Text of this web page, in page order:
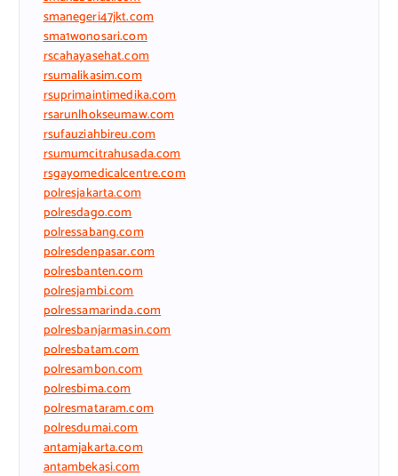
smanegeri47jkt.com
sma1wonosari.com
rscahayasehat.com
rsumalikasim.com
rsuprimaintimedika.com
rsarunlhokseumaw.com
rsufauziahbireu.com
rsumumcitrahusada.com
rsgayomedicalcentre.com
polresjakarta.com
polresdago.com
polressabang.com
polresdenpasar.com
polresbanten.com
polresjambi.com
polressamarinda.com
polresbanjarmasin.com
polresbatam.com
polresambon.com
polresbima.com
polresmataram.com
polresdumai.com
antamjakarta.com
antambekasi.com